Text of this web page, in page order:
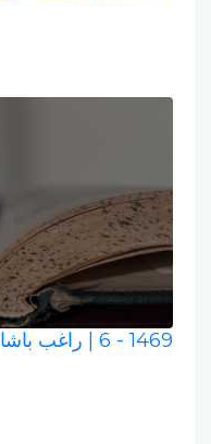
1469 - 6 | راغب باشا